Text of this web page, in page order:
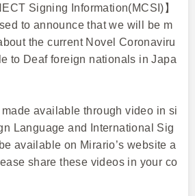
Signing Information(MCSI)】
to announce that we will be m
the current Novel Coronaviru
to Deaf foreign nationals in Japa
made available through video in si
Language and International Sig
available on Mirario’s website a
share these videos in your co